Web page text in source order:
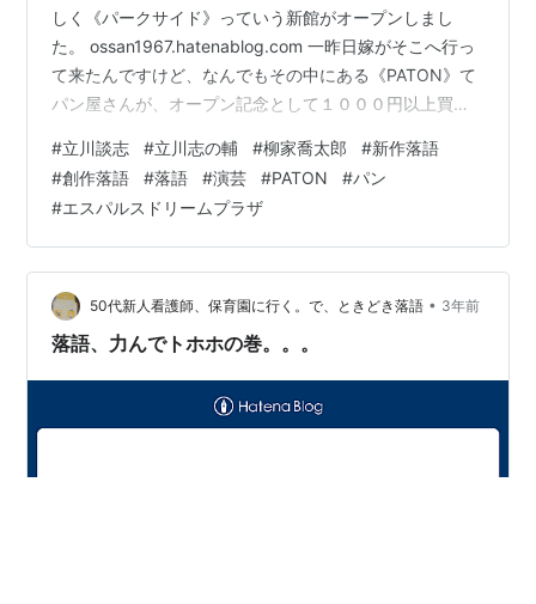
しく《パークサイド》っていう新館がオープンしまし
た。 ossan1967.hatenablog.com 一昨日嫁がそこへ行っ
て来たんですけど、なんでもその中にある《PATON》て
パン屋さんが、オープン記念として１０００円以上買い
プレゼントを詰めたものをくれるという事をやっていた
らしいです。もともとパンが好きな嫁は何がもらえるの
かよくわからないまま、とりあえずその店の前の列に並
び、１０００円分の買い物をしてそのトートバッグをも
らって来ました。帰ってきて勝ち誇ったようにその事を
報告する嫁を見て、「そ…
#立川談志 #立川志の輔 #柳家喬太郎 #新作落語
#創作落語 #落語 #演芸 #PATON #パン
#エスパルスドリームプラザ
50代新人看護師、保育園に行く。で、ときどき落語 • 3年前
落語、力んでトホホの巻。。。